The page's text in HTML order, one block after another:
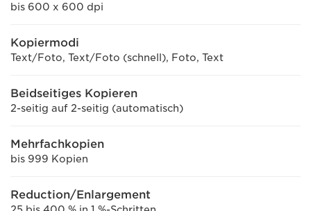
bis 600 x 600 dpi
Kopiermodi
Text/Foto, Text/Foto (schnell), Foto, Text
Beidseitiges Kopieren
2-seitig auf 2-seitig (automatisch)
Mehrfachkopien
bis 999 Kopien
Reduction/Enlargement